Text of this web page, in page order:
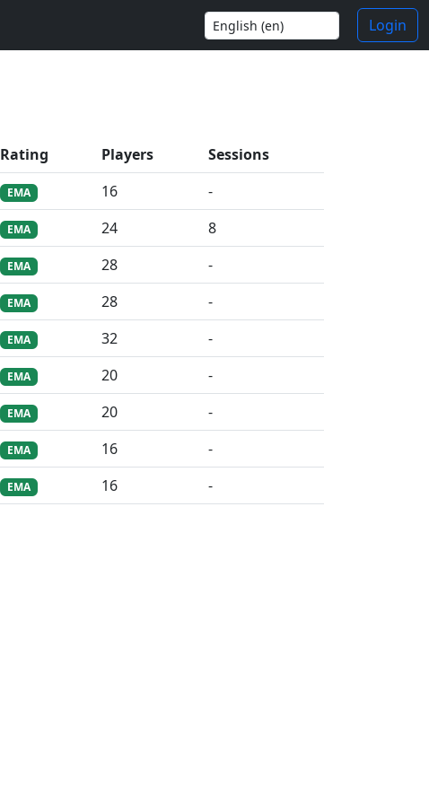
Login
Rating Players
Sessions
EMA 16
-
EMA 24
8
EMA 28
-
EMA 28
-
EMA 32
-
EMA 20
-
EMA 20
-
EMA 16
-
EMA 16 -